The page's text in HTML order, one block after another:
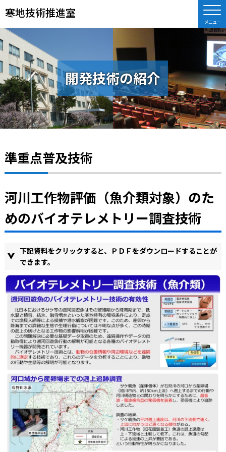
寒地技術推進室
開発技術の紹介
準重点普及技術
河川工作物評価（魚介類対象）のた
めのバイオテレメトリー調査技術
下記資料をクリックすると、ＰＤＦをダウンロードすることが
できます。